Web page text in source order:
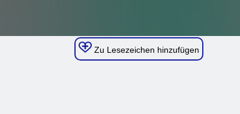
Zu Lesezeichen hinzufügen